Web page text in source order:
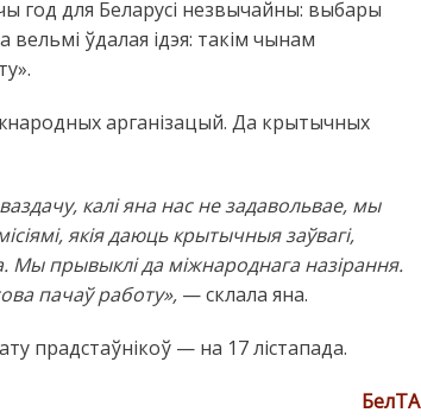
год для Беларусі незвычайны: выбары
ўдалая ідэя: такім чынам
арганізацый. Да крытычных
калі яна нас не задавольвае, мы
якія даюць крытычныя заўвагі,
прывыклі да міжнароднага назірання.
пачаў работу», — склала яна.
прадстаўнікоў — на 17 лістапада.
БелТА